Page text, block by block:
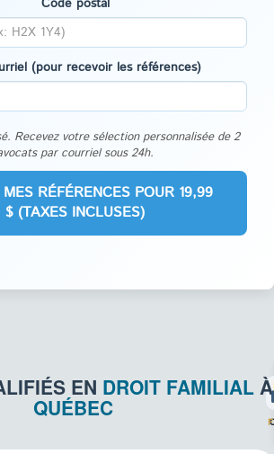
Code postal
(pour recevoir les références)
Recevez votre sélection personnalisée de 2
par courriel sous 24h.
EN DROIT FAMILIALÀ
QUÉBEC